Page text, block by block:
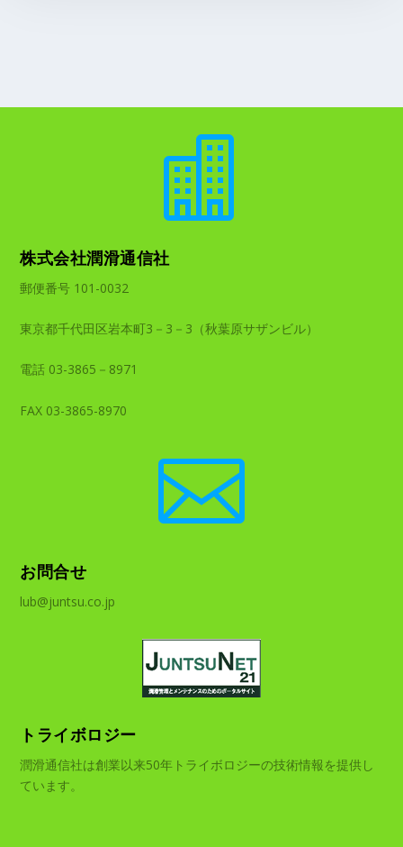

株式会社潤滑通信社
郵便番号 101-0032
東京都千代田区岩本町3－3－3（秋葉原サザンビル）
電話 03-3865－8971
FAX 03-3865-8970

お問合せ
lub@juntsu.co.jp
トライボロジー
潤滑通信社は創業以来50年トライボロジーの技術情報を提供し
ています。